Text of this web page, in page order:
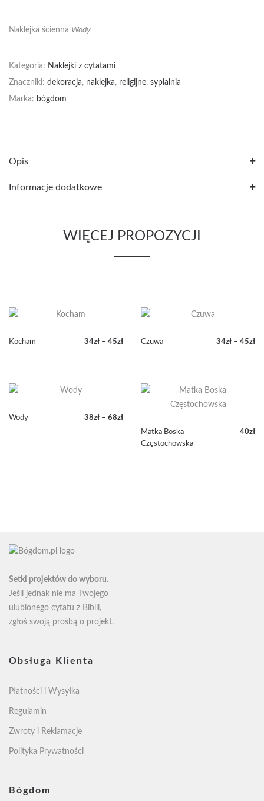
Naklejka ścienna Wody
Kategoria: Naklejki z cytatami
Znaczniki: dekoracja, naklejka, religijne, sypialnia
Marka: bógdom
Opis
Informacje dodatkowe
WIĘCEJ PROPOZYCJI
Kocham 34zł – 45zł
34zł
Czuwa 34zł – 45zł
34zł
do
Wody 38zł – 68zł
Matka Boska
Częstochowska
40zł
Setki projektów do wyboru.
Jeśli jednak nie ma Twojego
ulubionego cytatu z Biblii,
zgłoś swoją prośbą o projekt.
Obsługa Klienta
Płatności i Wysyłka
Regulamin
Zwroty i Reklamacje
Polityka Prywatności
Bógdom